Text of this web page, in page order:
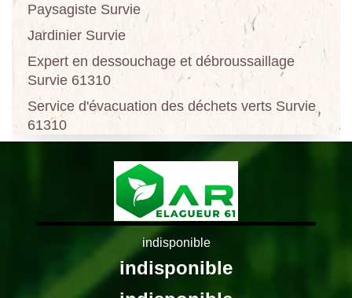
Paysagiste Survie
Jardinier Survie
Expert en dessouchage et débroussaillage
Survie 61310
Service d'évacuation des déchets verts Survie
61310
indisponible
indisponible